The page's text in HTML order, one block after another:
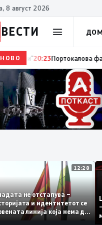
8 август 2026
ВЕСТИ
20:24 Сиљановска Давкова на
Владата не отстапува –
историјата и идентитетот
црвената линија која нема
се погази